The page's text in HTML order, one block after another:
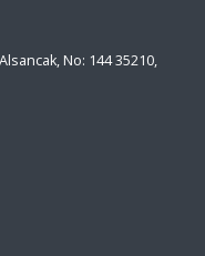
No: 144 35210,